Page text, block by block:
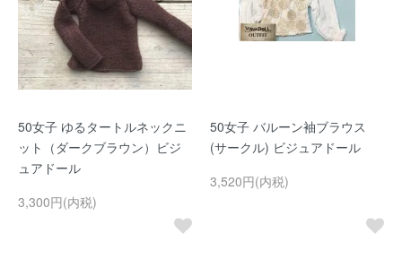
50女子 ゆるタートルネックニ
ット（ダークブラウン）ビジ
ュアドール
3,300円(内税)
50女子 バルーン袖ブラウス
(サークル) ビジュアドール
3,520円(内税)